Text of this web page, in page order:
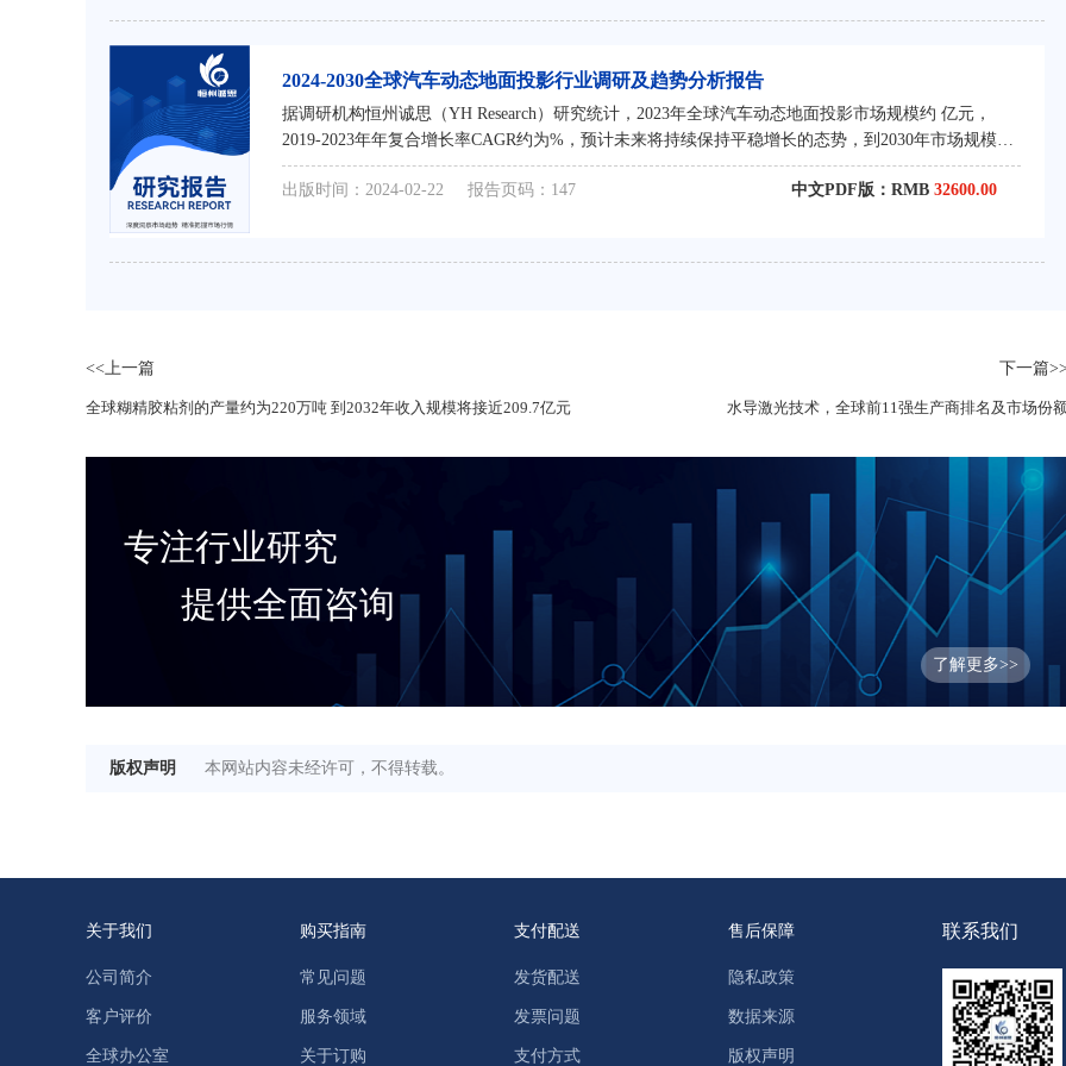
2024-2030全球汽车动态地面投影行业调研及趋势分析报告
据调研机构恒州诚思（YH Research）研究统计，2023年全球汽车动态地面投影市场规模约 亿元，
2019-2023年年复合增长率CAGR约为%，预计未来将持续保持平稳增长的态势，到2030年市场规模将
接近 亿元，未来六年CAGR为 %。
出版时间：2024-02-22
报告页码：147 中文PDF版：RMB 32600.00
<<上一篇 下一篇
全球糊精胶粘剂的产量约为220万吨 到2032年收入规模将接近209.7亿元 水导激光技术，全球前11强生产商排名及市场份
专注行业研究
提供全面咨询
了解更多>>
版权声明 本网站内容未经许可，不得转载。
关于我们
公司简介
客户评价
全球办公室
购买指南
常见问题
服务领域
关于订购
支付配送
发货配送
发票问题
支付方式
售后保障
隐私政策
数据来源
版权声明
联系我们